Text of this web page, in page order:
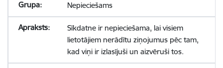
Nepieciešams
Sīkdatne ir nepieciešama, lai visiem
lietotājiem nerādītu ziņojumus pēc tam,
kad viņi ir izlasījuši un aizvēruši tos.